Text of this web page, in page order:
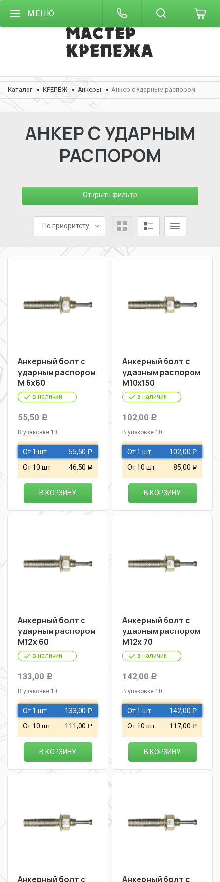
МЕНЮ
Каталог КРЕПЕЖ Анкеры Анкер с ударным распором
АНКЕР С УДАРНЫМ
РАСПОРОМ
Открыть фильтр
По приоритету
Анкерный болт с
ударным распором
М 6х60
в наличии
55,50 Р
В упаковке 10
От 1 шт 55,50 Р
От 10 шт 46,50 Р
В КОРЗИНУ
Анкерный болт с
ударным распором
М10х150
в наличии
102,00 Р
В упаковке 10
От 1 шт 102,00 Р
От 10 шт 85,00 Р
В КОРЗИНУ
Анкерный болт с
ударным распором
М12х 60
в наличии
133,00 Р
В упаковке 10
От 1 шт 133,00 Р
От 10 шт 111,00 Р
В КОРЗИНУ
Анкерный болт с
ударным распором
М12х 70
в наличии
142,00 Р
В упаковке 10
От 1 шт 142,00 Р
От 10 шт 117,00 Р
В КОРЗИНУ
Анкерный болт с Анкерный болт с